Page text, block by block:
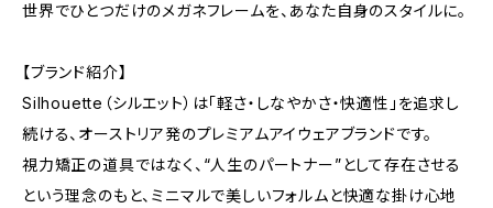
世界でひとつだけのメガネフレームを、あなた自身のスタイルに。
【ブランド紹介】
Silhouette（シルエット）は「軽さ・しなやかさ・快適性」を追求し
続ける、オーストリア発のプレミアムアイウェアブランドです。
視力矯正の道具ではなく、“人生のパートナー”として存在させる
という理念のもと、ミニマルで美しいフォルムと快適な掛け心地